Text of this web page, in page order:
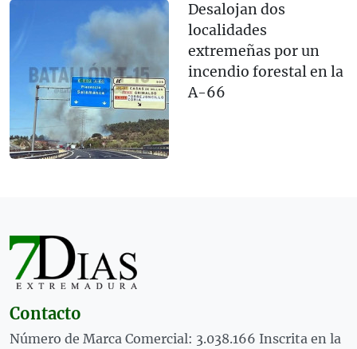
Desalojan dos
localidades
extremeñas por un
incendio forestal en la
A-66
Contacto
Número de Marca Comercial: 3.038.166 Inscrita en la